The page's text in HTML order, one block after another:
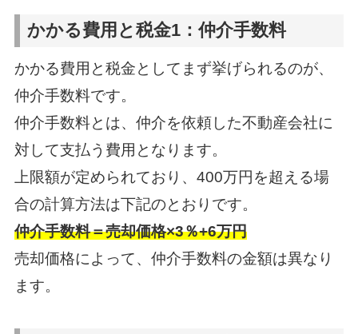
かかる費用と税金1：仲介手数料
かかる費用と税金としてまず挙げられるのが、
仲介手数料です。
仲介手数料とは、仲介を依頼した不動産会社に
対して支払う費用となります。
上限額が定められており、400万円を超える場
合の計算方法は下記のとおりです。
仲介手数料＝売却価格×3％+6万円
売却価格によって、仲介手数料の金額は異なり
ます。